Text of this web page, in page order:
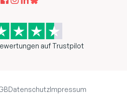
auf Trustpilot
DatenschutzImpressum